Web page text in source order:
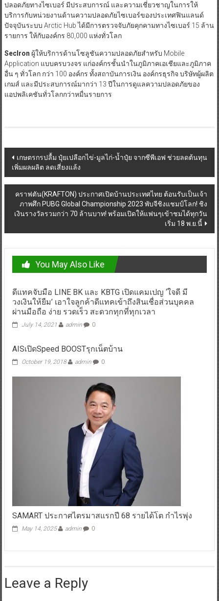
ปลอดภัยทางไซเบอร์ มีประสบการณ์ และความเชี่ยวชาญในการให้
บริการกับหน่วยงานด้านความปลอดภัยไซเบอร์ของประเทศฟินแลนด์
ปัจจุบันระบบ Arctic Hub ได้มีการตรวจจับภัยคุกคามทางไซเบอร์ 15 ล้าน
รายการ ให้กับองค์กร 80,000 แห่งทั่วโลก
SecIron ผู้ให้บริการด้านโซลูชันความปลอดภัยสำหรับ Mobile
Application แบบครบวงจร แก่องค์กรชั้นนำในภูมิภาคเอเชียและภูมิภาค
อื่น ๆ ทั่วโลก กว่า 100 องค์กร ทั้งสถาบันการเงิน องค์กรธุรกิจ บริษัทผู้ผลิต
เกมส์ และมีประสบการณ์มากว่า 13 ปีในการดูแลความปลอดภัยของ
แอปพลิเคชันทั่วโลกกว่าหมื่นรายการ
Post
navigation
เกษตรกรปลื้ม ปุ๋ยเปลือกไข่-มูลไก่-น้ำปุ๋ย จากซีพีเอฟ ช่วยลดต้นทุน
เพิ่มผลผลิต ลดเสี่ยงแล้ง
คราฟตัน(KRAFTON) ประกาศเปิดบ้านประเทศไทย ต้อนรับเป็นเจ้า
ภาพศึก PUBG Global Championship 2023 พับจีชิงแชมป์โลก! ชิง
เงินรางวัลรวมกว่า 70 ล้านบาท! พร้อมเปิดให้แฟนๆเข้าชมได้ทุกวัน
เริ่ม 18 พ.ย.นี้
You May Also Like
ดีแทคจับมือ LINE BK และ KBTG เปิดแคมเปญ ‘ใจดี มี
วงเงินให้ยืม’ เอาใจลูกค้าดีแทคเข้าถึงสินเชื่อส่วนบุคคล
ผ่านมือถือ ง่าย รวดเร็ว สะดวกทุกที่ทุกเวลา
July 14, 2021 admin 0
AISเปิดSpeed BOOSTรุกเน็ตบ้าน
October 19, 2018 admin 0
SAMART ประกาศไตรมาสแรกปี 68 รายได้โต กำไรพุ่ง
May 14, 2025 admin 0
Leave a Reply